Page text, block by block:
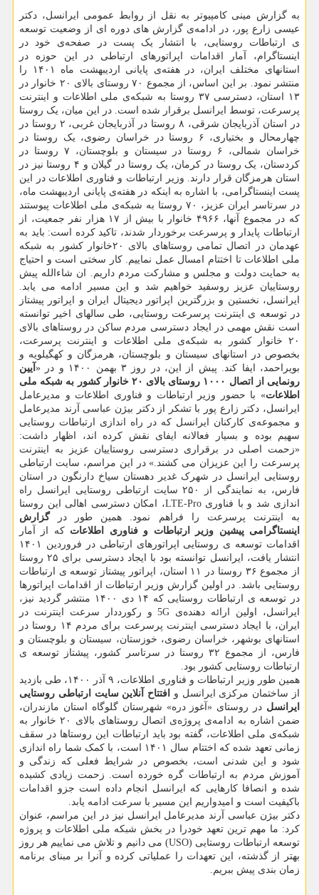
به گزارش مینی کامپیوتر به نقل از روابط عمومی ایرانسل، دکتر
عیسی زارع پور، در ادامه‌ی گزارش های دوره ای از وضعیت توسعه
ی ارتباطات روستایی، با انتشار یک پست در صفحه‌ی خود در
اینستاگرام، آمار اقدامات اپراتورهای ارتباطی در این حوزه در
استانهای مختلف ایران، در هفته‌ی پایانی اردیبهشت ماه ۱۴۰۱ را
منتشر نمود. بر این اساس، از مجموع ۷۰ روستای بالای ۲۰ خانوار در
۱۳ استان، دسترسی ۳۷ روستا به شبکه‌ی ملی اطلاعات و اینترنت
پرسرعت، توسط ایرانسل برقرار شده است. در این میان، یک روستا
در استان آذربایجان شرقی، ۸ روستا در آذربایجان غربی، ۲ روستا در
چهارمحال و بختیاری، ۶ روستا در خراسان رضوی، یک روستا در
خراسان شمالی، ۶ روستا در سیستان و بلوچستان، ۷ روستا در
کردستان، یک روستا در کرمان، یک روستا در گیلان و ۴ روستا نیز در
استان هرمزگان قرار دارند. وزیر ارتباطات و فناوری اطلاعات در این
پست اینستاگرامی، با اشاره به اینکه در هفته‌ی پایانی اردیبهشت ماه،
در سرتاسر ایران عزیز، ۷۰ روستا به شبکه‌ی ملی اطلاعات پیوستند
که در مجموع آنها، ۴۹۶۶ خانوار با بیش از ۱۷ هزار نفر جمعیت، از
ارتباطات پایدار و پرسرعت برخوردار شدند، تاکید کرده است: باید به
عهدمان در اتصال تمامی روستاهای بالای ۲۰خانوار کشور به شبکه
ملی اطلاعات تا اختتام امسال عمل نماییم. کار سختی است و احتیاج
به حمایت دولت و مجلس و مشارکت مردم داریم. ان شاءالله پیش
روستاییان عزیز روسفید خواهیم شد و این مسیر ادامه می یابد.
ایرانسل، نخستین و بزرگترین اپراتور دیجیتال ایران و اپراتور پیشتاز
در توسعه ی اینترنت پرسرعت روستایی، طی سالهای اخیر توانسته
است نقش مهمی در ایجاد دسترسی مردم ساکن در روستاهای بالای
۲۰ خانوار کشور به شبکه‌ی ملی اطلاعات و اینترنت پرسرعت،
بخصوص در استانهای سیستان و بلوچستان، هرمزگان و کهگیلویه و
بویراحمد، ایفا کند. پیش از این، در روز ۳ بهمن ۱۴۰۰ و در «
آیین
رونمایی از اتصال ۱۰۰۰ روستای بالای ۲۰ خانوار کشور به شبکه ملی
اطلاعات» با حضور وزیر ارتباطات و فناوری اطلاعات و مدیرعامل
ایرانسل، دکتر زارع پور با تشکر از دکتر بیژن عباسی آرند مدیرعامل
و مجموعه‌ی کارکنان ایرانسل که در راه اندازی ارتباطات روستایی
سهیم بوده و بسیار فعالانه ایفای نقش کرده اند، اظهار داشت:
«زحمت اصلی در برقراری دسترسی روستاییان عزیز به اینترنت
پرسرعت را این عزیزان می کشند.» در این مراسم، سایت ارتباطی
روستایی ایرانسل در شهرک غدیر دهستان سیاخ دارنگون در استان
فارس، به نمایندگی از ۲۵۰ سایت ارتباطی روستایی ایرانسل راه
اندازی شد و با فناوری LTE-Pro، امکان دسترسی اهالی این روستا
به اینترنت پرسرعت را فراهم نمود. همین طور در
گزارش
اینستاگرامی پیشین وزیر ارتباطات و فناوری اطلاعات که از آمار
اقدامات توسعه ی روستایی اپراتورهای ارتباطی در فروردین ۱۴۰۱
انتشار یافت، ایرانسل توانسته بود با ایجاد دسترسی برای ۲۵ روستا
از مجموع ۳۶ روستا در ۱۱ استان، اپراتور پیشتاز توسعه ی ارتباطات
روستایی باشد. در اولین گزارش وزیر ارتباطات از اقدامات اپراتورها
در توسعه ی ارتباطات روستایی که ۱۴ دی ۱۴۰۰ منتشر گردید نیز،
ایرانسل، اولین ارائه دهنده‌ی 5G و رکورددار سرعت اینترنت در
ایران، با ایجاد دسترسی اینترنت پرسرعت برای مردم ۱۴ روستا در
استانهای بوشهر، خراسان رضوی، خوزستان، سیستان و بلوچستان و
فارس، از مجموع ۳۲ روستا در سرتاسر کشور، پیشتاز توسعه ی
ارتباطات روستایی کشور بود.
همین طور وزیر ارتباطات و فناوری اطلاعات، ۹ آذر ۱۴۰۰، طی بازدید
از ساختمان مرکزی ایرانسل و افتتاح آنلاین سایت ارتباطی روستایی
ایرانسل در روستای «آغوز دره» شهرستان گلوگاه استان مازندران،
ضمن اشاره به ادامه‌ی پروژه‌ی اتصال روستاهای بالای ۲۰ خانوار به
شبکه‌ی ملی اطلاعات، گفته بود باید ارتباطات این روستاها در سقف
زمانی تعهد شده که اختتام سال ۱۴۰۱ است، با کمک شما راه اندازی
شود و این شدنی است، بخصوص در شرایط فعلی که زندگی و
آموزش مردم به ارتباطات گره خورده است. زحمت زیادی کشیده
شده و انصافا کارهایی که ایرانسل انجام داده است جزو اقدامات
باکیفیت است و امیدواریم این مسیر با سرعت ادامه یابد.
دکتر بیژن عباسی آرند مدیرعامل ایرانسل نیز در این مراسم، عنوان
کرد: ما مهم ترین تعهد خودرا در بخش شبکه ملی اطلاعات و پروژه
توسعه ارتباطات روستایی (USO) می دانیم و تلاش می نماییم هر روز
بهتر از گذشته، این تعهدات را عملیاتی کرده و آنرا بر مبنای برنامه
زمان بندی پیش ببریم.